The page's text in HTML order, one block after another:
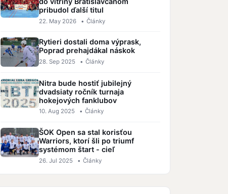
pribudol ďalší titul
22. May 2026 • Články
Rytieri dostali doma výprask,
Poprad prehajdákal náskok
28. Sep 2025 • Články
Nitra bude hostiť jubilejný
dvadsiaty ročník turnaja
hokejových fanklubov
10. Aug 2025 • Články
ŠOK Open sa stal korisťou
Warriors, ktorí šli po triumf
systémom štart - cieľ
26. Jul 2025 • Články